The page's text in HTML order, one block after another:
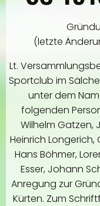
(letzte
Lt.
Sportclub im
unter dem
folgenden
Wilhelm Gatzen,
Heinrich Longerich,
Hans Böhmer,
Esser, Johann
Anregung zur
Kürten. Zum